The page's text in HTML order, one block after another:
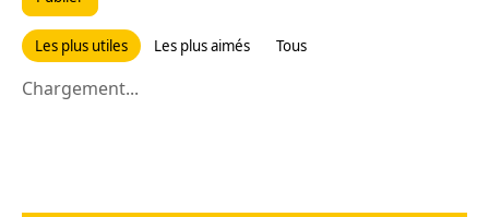
Les plus utiles Les plus aimés Tous
Chargement...